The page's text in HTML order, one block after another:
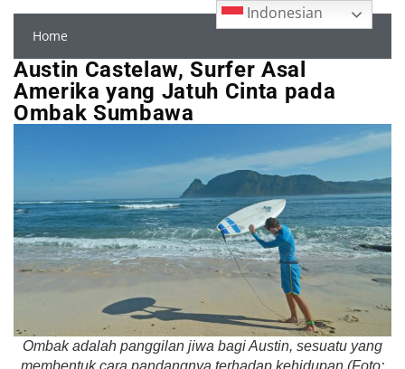
Home
Austin Castelaw, Surfer Asal
Amerika yang Jatuh Cinta pada
Ombak Sumbawa
Ombak adalah panggilan jiwa bagi Austin, sesuatu yang
membentuk cara pandangnya terhadap kehidupan (Foto:
Indonesian